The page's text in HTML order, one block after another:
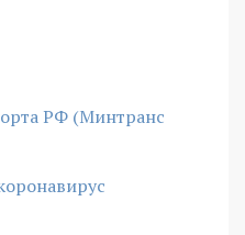
РФ (Минтранс